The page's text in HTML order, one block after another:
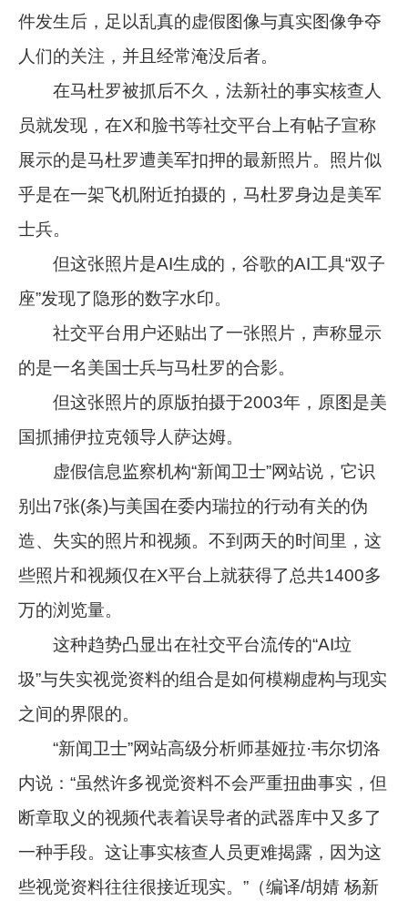
件发生后，足以乱真的虚假图像与真实图像争夺
人们的关注，并且经常淹没后者。
在马杜罗被抓后不久，法新社的事实核查人
员就发现，在X和脸书等社交平台上有帖子宣称
展示的是马杜罗遭美军扣押的最新照片。照片似
乎是在一架飞机附近拍摄的，马杜罗身边是美军
士兵。
但这张照片是AI生成的，谷歌的AI工具“双子
座”发现了隐形的数字水印。
社交平台用户还贴出了一张照片，声称显示
的是一名美国士兵与马杜罗的合影。
但这张照片的原版拍摄于2003年，原图是美
国抓捕伊拉克领导人萨达姆。
虚假信息监察机构“新闻卫士”网站说，它识
别出7张(条)与美国在委内瑞拉的行动有关的伪
造、失实的照片和视频。不到两天的时间里，这
些照片和视频仅在X平台上就获得了总共1400多
万的浏览量。
这种趋势凸显出在社交平台流传的“AI垃
圾”与失实视觉资料的组合是如何模糊虚构与现实
之间的界限的。
“新闻卫士”网站高级分析师基娅拉·韦尔切洛
内说：“虽然许多视觉资料不会严重扭曲事实，但
断章取义的视频代表着误导者的武器库中又多了
一种手段。这让事实核查人员更难揭露，因为这
些视觉资料往往很接近现实。”（编译/胡婧 杨新